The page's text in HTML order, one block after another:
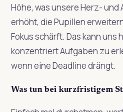
Höhe, was unsere Herz-
erhöht, die Pupillen
Fokus schärft. Das kann uns
konzentriert Aufgaben zu
wenn eine Deadline drängt.
Was tun bei kurzfristigem